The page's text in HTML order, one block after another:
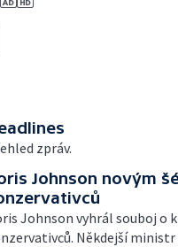
zpráv.
Johnson novým
Johnson vyhrál souboj o
Někdejší